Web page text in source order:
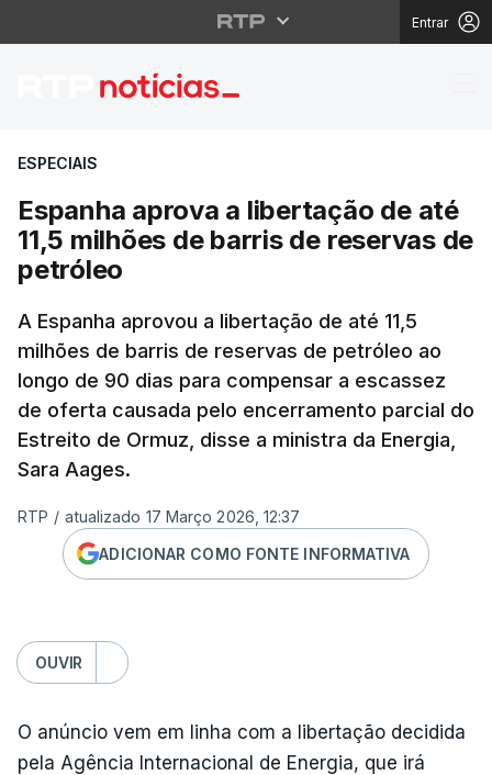
Entrar
Espanha aprova a
ESPECIAIS
Espanha aprova a libertação de até
11,5 milhões de barris de reservas de
petróleo
A Espanha aprovou a libertação de até 11,5
milhões de barris de reservas de petróleo ao
longo de 90 dias para compensar a escassez
de oferta causada pelo encerramento parcial do
Estreito de Ormuz, disse a ministra da Energia,
Sara Aages.
RTP / atualizado 17 Março 2026, 12:37
ADICIONAR COMO FONTE INFORMATIVA
OUVIR
O anúncio vem em linha com a libertação decidida
pela Agência Internacional de Energia, que irá